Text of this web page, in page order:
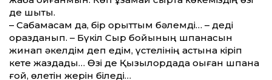
де шықты.
– Сабамасам да, бір қорқыттым бәлемді… – деді
қоразданып. – Бүкіл Сыр бойының шпанасын
жинап әкелдім деп едім, үстелінің астына кіріп
кете жаздады… Өзі де Қызылордада оқыған шпана
ғой, өлетін жерін біледі…